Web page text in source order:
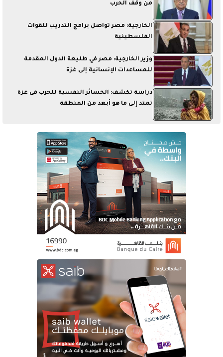
من وقف الحرب
الخارجية: مصر تواصل برامج التدريب للقوات
الفلسطينية
وزير الخارجية: مصر في طليعة الدول المقدمة
للمساعدات الإنسانية إلى غزة
دراسة تكشف: الخسائر النفسية للحرب فى غزة
تمتد إلى ما هو أبعد من المنطقة